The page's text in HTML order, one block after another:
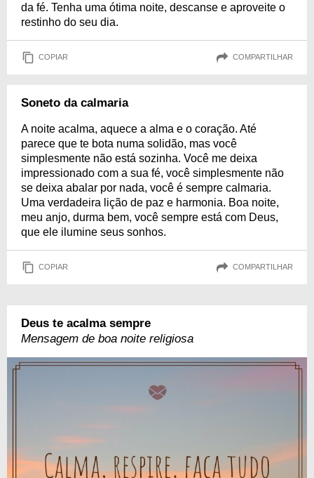
da fé. Tenha uma ótima noite, descanse e aproveite o
restinho do seu dia.
COPIAR COMPARTILHAR
Soneto da calmaria
A noite acalma, aquece a alma e o coração. Até
parece que te bota numa solidão, mas você
simplesmente não está sozinha. Você me deixa
impressionado com a sua fé, você simplesmente não
se deixa abalar por nada, você é sempre calmaria.
Uma verdadeira lição de paz e harmonia. Boa noite,
meu anjo, durma bem, você sempre está com Deus,
que ele ilumine seus sonhos.
COPIAR COMPARTILHAR
Deus te acalma sempre
Mensagem de boa noite religiosa